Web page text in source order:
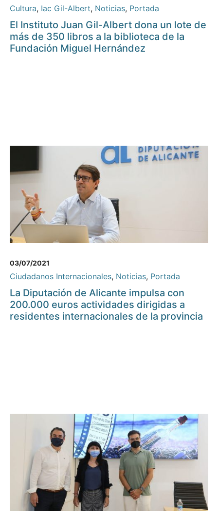
Cultura, Iac Gil-Albert, Noticias, Portada
El Instituto Juan Gil-Albert dona un lote de
más de 350 libros a la biblioteca de la
Fundación Miguel Hernández
03/07/2021
Ciudadanos Internacionales, Noticias, Portada
La Diputación de Alicante impulsa con
200.000 euros actividades dirigidas a
residentes internacionales de la provincia